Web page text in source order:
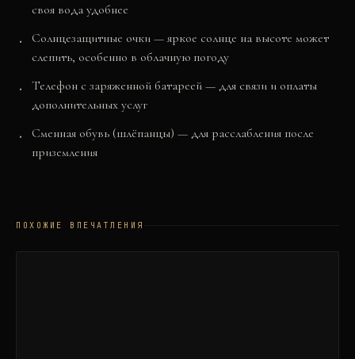
своя вода удобнее
Солнцезащитные очки — яркое солнце на высоте может
слепить, особенно в облачную погоду
Телефон с заряженной батареей — для связи и оплаты
дополнительных услуг
Сменная обувь (шлёпанцы) — для расслабления после
приземления
ПОХОЖИЕ ВПЕЧАТЛЕНИЯ